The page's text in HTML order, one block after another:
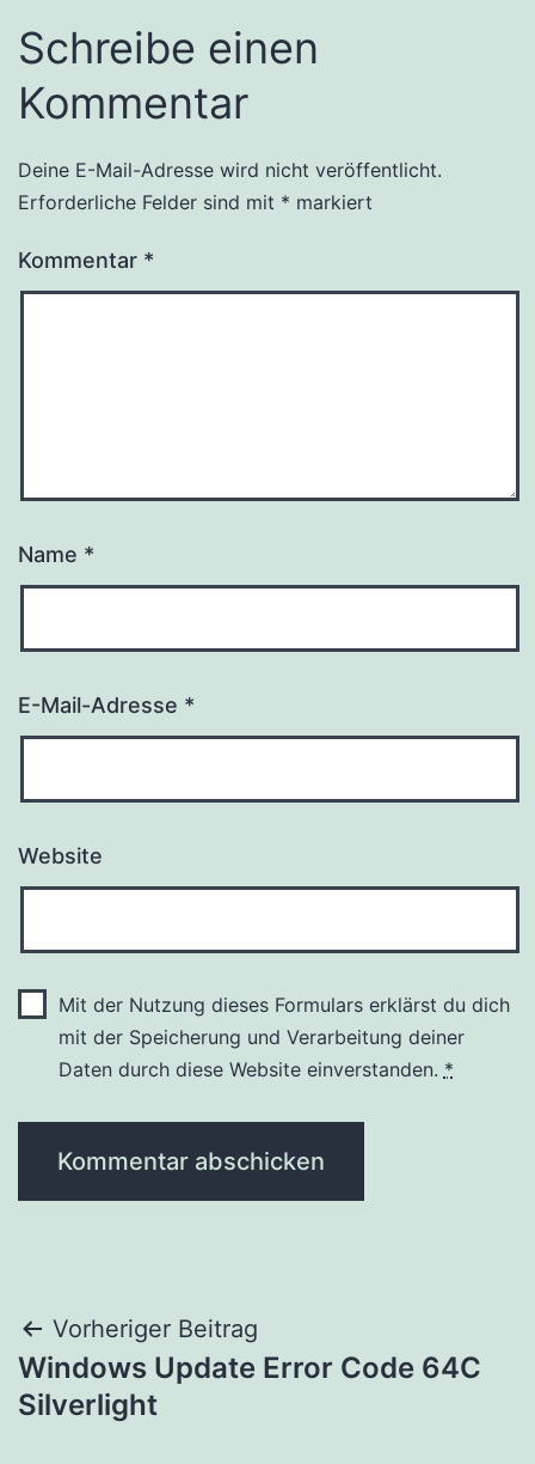
Schreibe einen
Kommentar
Deine E-Mail-Adresse wird nicht veröffentlicht.
Erforderliche Felder sind mit * markiert
Kommentar *
Name *
E-Mail-Adresse *
Website
Mit der Nutzung dieses Formulars erklärst du dich
mit der Speicherung und Verarbeitung deiner
Daten durch diese Website einverstanden. *
Alternative:
Beitragsnavigation
Vorheriger Beitrag
Windows Update Error Code 64C
Silverlight